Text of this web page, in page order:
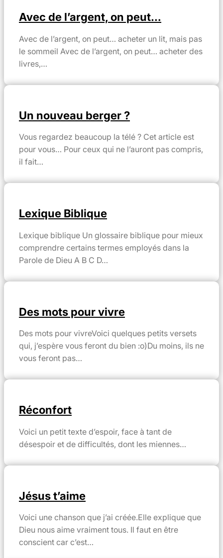
Avec de l’argent, on peut…
Avec de l’argent, on peut… acheter un lit, mais pas
le sommeil Avec de l’argent, on peut… acheter des
livres,…
Un nouveau berger ?
Vous regardez beaucoup la télé ? Cet article est
pour vous… Pour ceux qui ne l’auront pas compris,
il fait…
Lexique Biblique
Lexique biblique Un glossaire biblique pour mieux
comprendre certains termes employés dans la
Parole de Dieu A B C D…
Des mots pour vivre
Des mots pour vivreVoici quelques petits versets
qui, j’espère vous feront du bien :o)Du moins, ils ne
vous feront pas…
Réconfort
Voici un petit texte d’espoir, face à tant de
désespoir et de difficultés, dont les miennes…
Jésus t’aime
Voici une chanson que j’ai créée.Elle explique que
Dieu nous aime vraiment tous. Il faut en être
conscient car c’est…